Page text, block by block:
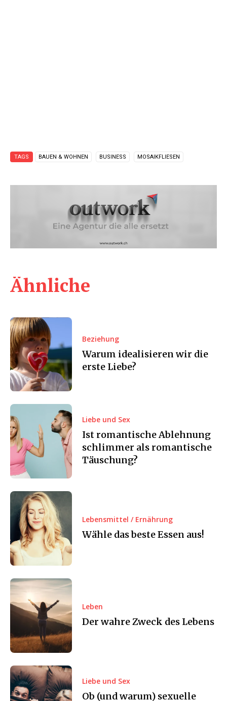
Ähnliche
Beziehung
Warum idealisieren wir die
erste Liebe?
Liebe und Sex
Ist romantische Ablehnung
schlimmer als romantische
Täuschung?
Lebensmittel / Ernährung
Wähle das beste Essen aus!
Leben
Der wahre Zweck des Lebens
Liebe und Sex
Ob (und warum) sexuelle
TAGS BAUEN & WOHNEN BUSINESS MOSAIKFLIESEN